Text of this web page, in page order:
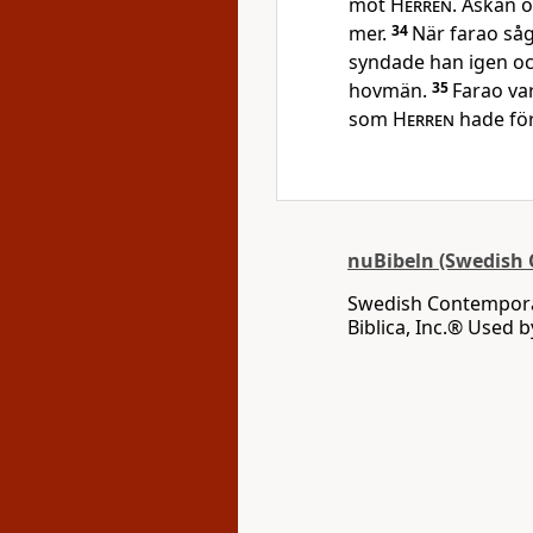
mer. 34 När farao
syndade han igen
hovmän. 35 Farao
som Herren hade
nuBibeln (Swedish
Swedish
Biblica, Inc.® Used